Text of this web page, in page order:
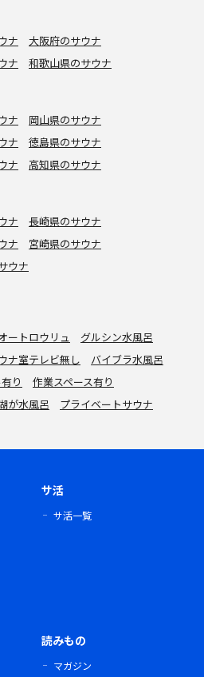
ナ
大阪府のサウナ
ナ 和歌山県のサウナ
ナ
岡山県のサウナ
ナ
徳島県のサウナ
ナ 高知県のサウナ
ナ
長崎県のサウナ
ナ
宮崎県のサウナ
ウナ
ートロウリュ
グルシン水風呂
ナ室テレビ無し
バイブラ水風呂
り
作業スペース有り
が水風呂 プライベートサウナ
サ活
サ活一覧
読みもの
マガジン